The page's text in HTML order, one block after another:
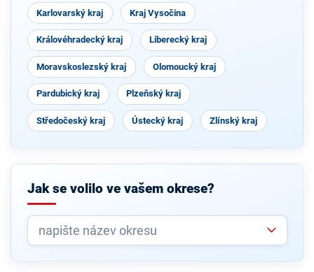
Karlovarský kraj Kraj Vysočina
Královéhradecký kraj Liberecký kraj
Moravskoslezský kraj Olomoucký kraj
Pardubický kraj Plzeňský kraj
Středočeský kraj Ústecký kraj Zlínský kraj
Jak se volilo ve vašem okrese?